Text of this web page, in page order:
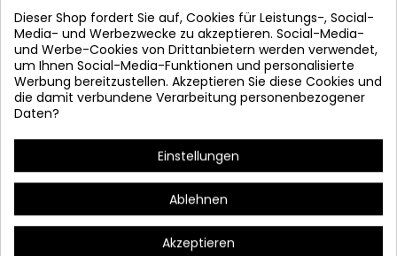
IP: 20
LM: 2560 lm
Maße: Breite: 50 cm 日本語 Largo: 50 cm
(AUSSCHUSS)
Artikeldetails
Dieser Shop fordert Sie auf, Cookies für Leistungs-, Social-
Media- und Werbezwecke zu akzeptieren. Social-Media-
und Werbe-Cookies von Drittanbietern werden verwendet,
um Ihnen Social-Media-Funktionen und personalisierte
Werbung bereitzustellen. Akzeptieren Sie diese Cookies und
die damit verbundene Verarbeitung personenbezogener
Daten?
Einstellungen
Ablehnen
Akzeptieren